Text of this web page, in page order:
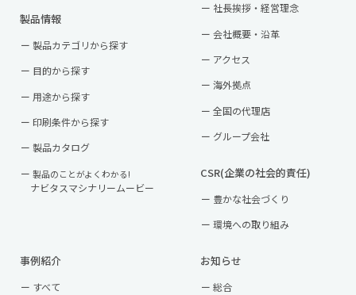
製品情報
製品カテゴリから探す
目的から探す
用途から探す
印刷条件から探す
製品カタログ
製品のことがよくわかる!
ナビタスマシナリームービー
社長挨拶・経営理念
会社概要・沿革
アクセス
海外拠点
全国の代理店
グループ会社
CSR(企業の社会的責任)
豊かな社会づくり
環境への取り組み
事例紹介
すべて
お知らせ
総合